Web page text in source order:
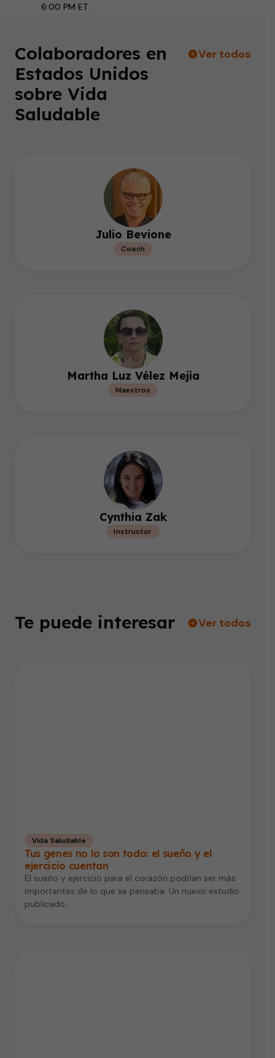
6:00 PM ET.
Colaboradores en
Estados Unidos
sobre Vida
Saludable
Ver todos
Julio Bevione
Coach
Martha Luz Vélez Mejía
Maestros
Cynthia Zak
Instructor
Te puede interesar Ver todos
Vida Saludable
Tus genes no lo son todo: el sueño y el
ejercicio cuentan
El sueño y ejercicio para el corazón podrían ser más
importantes de lo que se pensaba. Un nuevo estudio
publicado…